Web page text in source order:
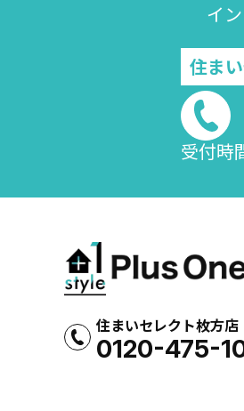
イ
住ま
受付時
住まいセレクト枚方店
0120-475-